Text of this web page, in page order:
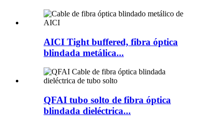
AICI Tight buffered, fibra óptica
blindada metálica...
QFAI tubo solto de fibra óptica
blindada dieléctrica...